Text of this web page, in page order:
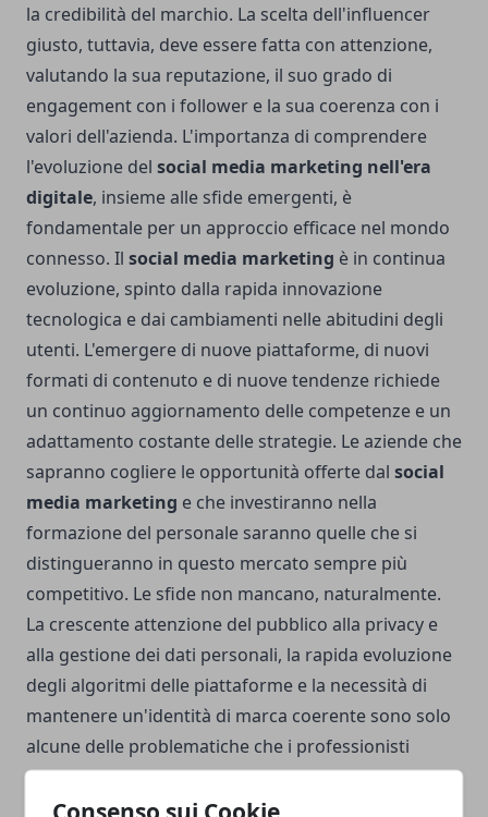
Consenso sui Cookie
la credibilità del marchio. La scelta dell'influencer
giusto, tuttavia, deve essere fatta con attenzione,
valutando la sua reputazione, il suo grado di
engagement con i follower e la sua coerenza con i
valori dell'azienda. L'importanza di comprendere
l'evoluzione del social media marketing nell'era
digitale, insieme alle sfide emergenti, è
fondamentale per un approccio efficace nel mondo
connesso. Il social media marketing è in continua
evoluzione, spinto dalla rapida innovazione
tecnologica e dai cambiamenti nelle abitudini degli
utenti. L'emergere di nuove piattaforme, di nuovi
formati di contenuto e di nuove tendenze richiede
un continuo aggiornamento delle competenze e un
adattamento costante delle strategie. Le aziende che
sapranno cogliere le opportunità offerte dal social
media marketing e che investiranno nella
formazione del personale saranno quelle che si
distingueranno in questo mercato sempre più
competitivo. Le sfide non mancano, naturalmente.
La crescente attenzione del pubblico alla privacy e
alla gestione dei dati personali, la rapida evoluzione
degli algoritmi delle piattaforme e la necessità di
mantenere un'identità di marca coerente sono solo
alcune delle problematiche che i professionisti
devono affrontare. Il futuro delsocial media
marketingdipenderà dalla capacità di innovare, di